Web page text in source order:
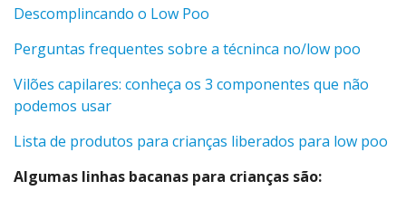
Descomplincando o Low Poo
Perguntas frequentes sobre a técninca no/low poo
Vilões capilares: conheça os 3 componentes que não
podemos usar
Lista de produtos para crianças liberados para low poo
Algumas linhas bacanas para crianças são: